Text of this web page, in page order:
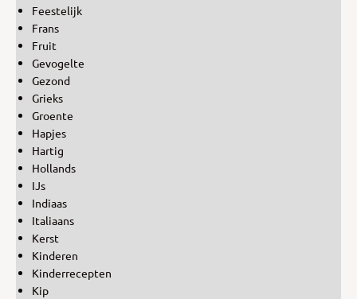
Feestelijk
Frans
Fruit
Gevogelte
Gezond
Grieks
Groente
Hapjes
Hartig
Hollands
IJs
Indiaas
Italiaans
Kerst
Kinderen
Kinderrecepten
Kip